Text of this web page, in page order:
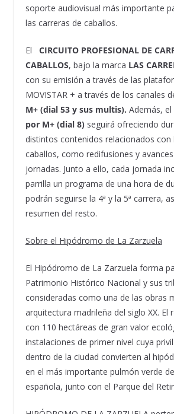
soporte audiovisual más importante
las carreras de caballos.
El CIRCUITO PROFESIONAL DE
CABALLOS, bajo la marca LAS
con su emisión a través de las
MOVISTAR + a través de los canales
M+ (dial 53 y sus multis). Además, el
por M+ (dial 8) seguirá ofreciendo
distintos contenidos relacionados con
caballos, como redifusiones y
jornadas. Junto a ello, cada jornada
parrilla un programa de una hora de
podrán seguirse la 4ª y la 5ª carrera,
resumen del resto.
Sobre el Hipódromo de La Zarzuela
El Hipódromo de La Zarzuela forma
Patrimonio Histórico Nacional y sus
consideradas como una de las obras
arquitectura madrileña del siglo XX. El
con 110 hectáreas de gran valor
instalaciones de primer nivel cuya
dentro de la ciudad convierten al
en el más importante pulmón verde
española, junto con el Parque del